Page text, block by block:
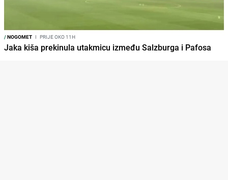
/NOGOMET I PRIJE OKO 11H
Jaka kiša prekinula utakmicu između Salzburga i Pafosa